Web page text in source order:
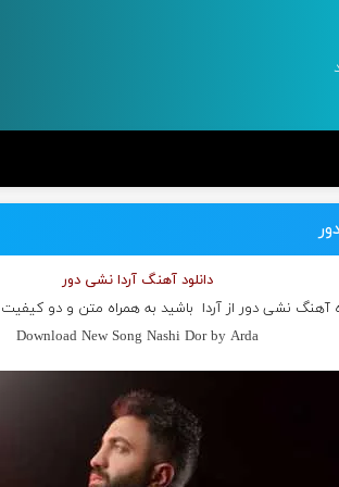
دانلود آهنگ آردا نشی دور
آهنگ نشی دور از آرداباشید به همراه متن و دو کیفیت
Download New Song Nashi Dor by Arda